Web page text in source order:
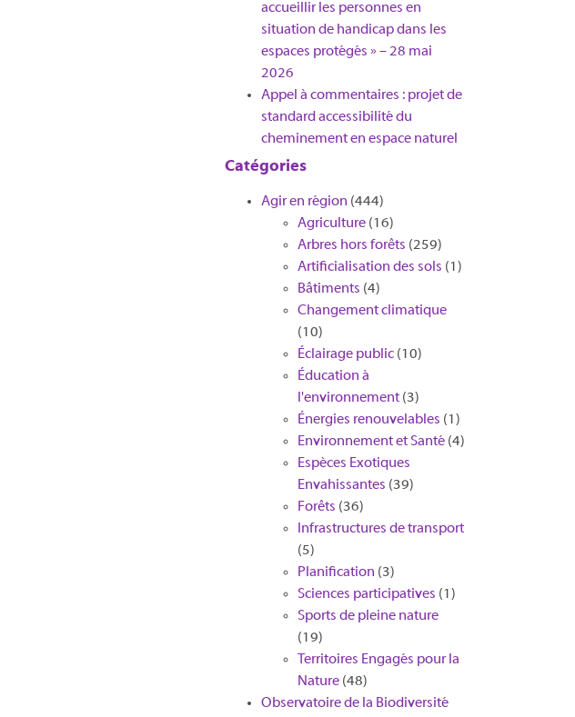
accueillir les personnes en
situation de handicap dans les
espaces protégés » – 28 mai
2026
Appel à commentaires : projet de
standard accessibilité du
cheminement en espace naturel
Catégories
Agir en région (444)
Agriculture(16)
Arbres hors forêts (259)
Artificialisation des sols (1)
Bâtiments (4)
Changement climatique
(10)
Éclairage public(10)
Éducation à
l'environnement(3)
Énergies renouvelables (1)
Environnement et Santé(4)
Espèces Exotiques
Envahissantes (39)
Forêts (36)
Infrastructures de transport
(5)
Planification (3)
Sciences participatives (1)
Sports de pleine nature
(19)
Territoires Engagés pour la
Nature(48)
Observatoire de la Biodiversité